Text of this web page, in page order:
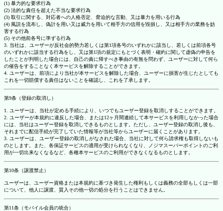
(1) 暴力的な要求行為
(2) 法的な責任を超えた不当な要求行為
(3) 取引に関する、対応者への人格否定、脅迫的な言動、又は暴力を用いる行為
(4) 風説を流布し、偽計を用い又は威力を用いて相手方の信用を毀損し、又は相手方の業務を妨
害する行為
(5) その他前各号に準ずる行為
3. 当社は、ユーザーが反社会的勢力若しくは第1項各号のいずれかに該当し、若しくは前項各号
のいずれかに該当する行為をし、又は第1項の規定にもとづく表明・確約に関して虚偽の申告を
したことが判明した場合には、自己の責に帰すべき事由の有無を問わず、ユーザーに対して何ら
の催告をすることなく本サービスを解除することができます。
4. ユーザーは、前項により当社が本サービスを解除した場合、ユーザーに損害が生じたとしても
これを一切賠償する責任はないことを確認し、これを了承します。
第9条（登録の取消し）
1. ユーザーは、当社が定める手続により、いつでもユーザー登録を取消しすることができます。
2. ユーザーが本規約に違反した場合、または12ヶ月間連続して本サービスを利用しなかった場合
には、当社はユーザー登録を取消しできるものとします。ただし、ユーザー登録の取消し後も、
それまでに配信手続が完了していた情報等が当社等からユーザーに届くことがあります。
3. ユーザーは、ユーザー登録の取消しがなされた場合、当社に対して何ら請求権も取得しないも
のとします。また、各保証サービスの適用が受けられなくなり、ノジマスーパーポイントのご利
用が一切出来なくなるなど、各種本サービスのご利用ができなくなるものとします。
第10条（譲渡禁止）
ユーザーは、ユーザー資格または本規約に基づき発生した権利もしくは義務の全部もしくは一部
について、他人に譲渡、質入その他一切の処分を行うことはできません。
第11条（モバイル会員の統合）